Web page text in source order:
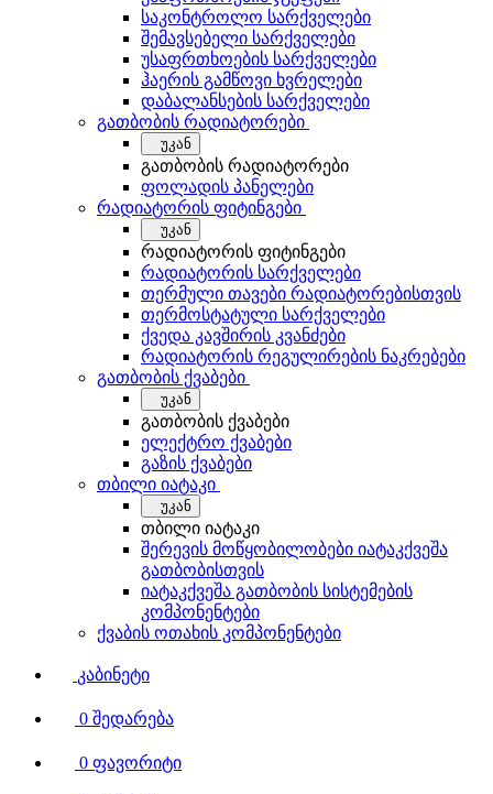
საკონტროლო სარქველები
შემავსებელი სარქველები
უსაფრთხოების სარქველები
ჰაერის გამწოვი ხვრელები
დაბალანსების სარქველები
გათბობის რადიატორები
უკან
გათბობის რადიატორები
ფოლადის პანელები
რადიატორის ფიტინგები
უკან
რადიატორის ფიტინგები
რადიატორის სარქველები
თერმული თავები რადიატორებისთვის
თერმოსტატული სარქველები
ქვედა კავშირის კვანძები
რადიატორის რეგულირების ნაკრებები
გათბობის ქვაბები
უკან
გათბობის ქვაბები
ელექტრო ქვაბები
გაზის ქვაბები
თბილი იატაკი
უკან
თბილი იატაკი
შერევის მოწყობილობები იატაკქვეშა
გათბობისთვის
იატაკქვეშა გათბობის სისტემების
კომპონენტები
ქვაბის ოთახის კომპონენტები
კაბინეტი
0 შედარება
0 ფავორიტი